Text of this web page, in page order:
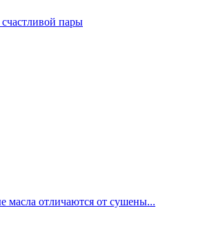
пары
масла отличаются от сушены...